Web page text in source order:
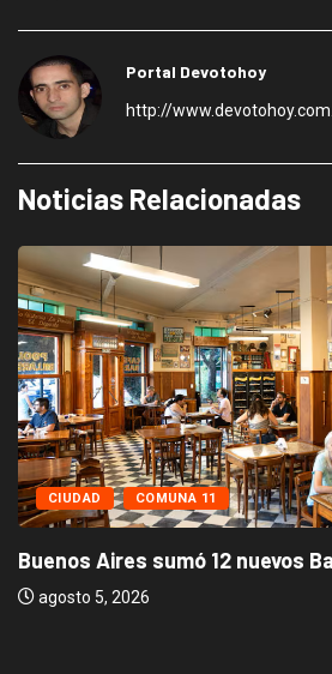
Portal Devotohoy
http://
Noticias Relacionadas
CIUDAD COMUNA 11
Buenos Aires sumó 12 nuevos
agosto 5, 2026